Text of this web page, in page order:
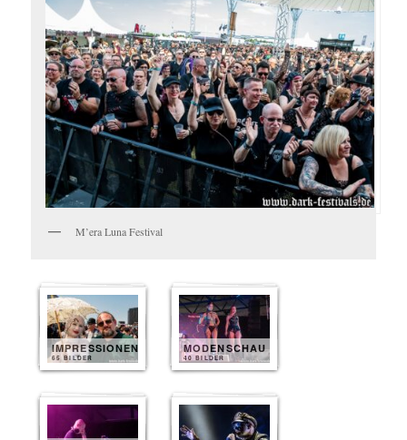
M’era Luna Festival
IMPRESSIONEN
65 BILDER
MODENSCHAU
40 BILDER